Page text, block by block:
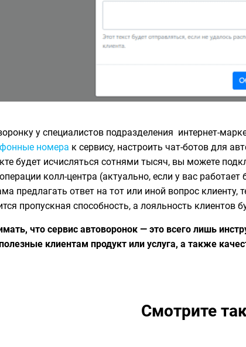
у специалистов подразделения интернет-
номера к сервису, настроить чат-ботов для
будет исчисляться сотнями тысяч, вы можете
колл-центра (актуально, если у вас
предлагать ответ на тот или иной вопрос
пропускная способность, а лояльность клиентов
что сервис автоворонок — это всего лишь
клиентам продукт или услуга, а также
Смотрите